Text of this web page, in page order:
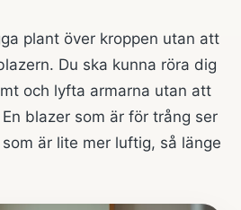
plant över kroppen utan att
Du ska kunna röra dig
och lyfta armarna utan att
blazer som är för trång ser
är lite mer luftig, så länge